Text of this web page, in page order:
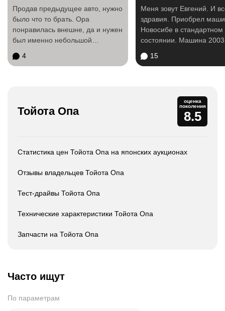
Продав предыдущее авто, нужно
было что то брать. Ора
понравилась внешне, да и нужен
был именно небольшой
4
Меня зовут Евгений. И
здравия. Приобрел
Новосибе в стандартном
состоянии. Машина 2003
15
Тойота Опа
оценка
поколения
8.5
Статистика цен Тойота Опа на японских аукционах
Отзывы владельцев Тойота Опа
Тест-драйвы Тойота Опа
Технические характеристики Тойота Опа
Запчасти на Тойота Опа
Часто ищут
По параметрам